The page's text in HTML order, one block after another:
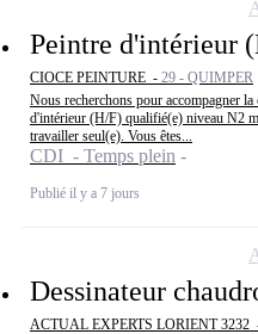
Peintre d'intérieur
CIOCE PEINTURE - 29 - QUIMPER
Nous recherchons pour accompagner
d'intérieur (H/F) qualifié(e) niveau N2
travailler seul(e). Vous êtes...
CDI - Temps plein
Publié il y a 7 jours
Dessinateur
ACTUAL EXPERTS LORIENT 3232